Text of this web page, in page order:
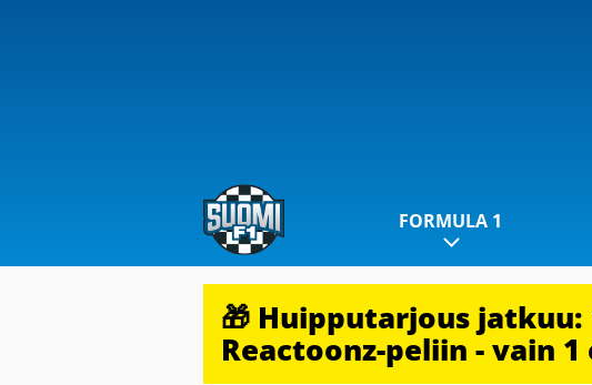
FORMULA 1
🎁 Huipputarjous
Reactoonz-peliin - vain